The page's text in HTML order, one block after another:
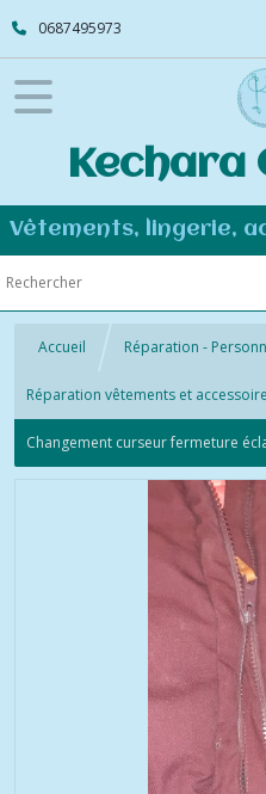
0687495973
Kechara
Accueil Réparation -
Réparation vêtements et
Changement curseur fermeture